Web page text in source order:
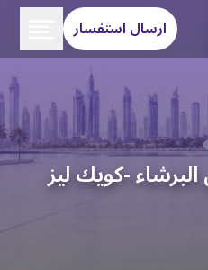
ارسال استفسار
-كويك ليز